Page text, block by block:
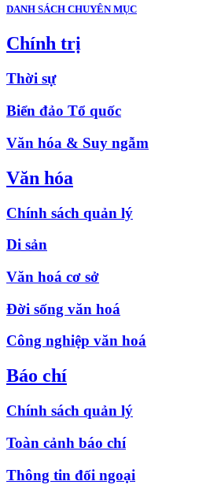
DANH SÁCH CHUYÊN MỤC
Chính trị
Thời sự
Biển đảo Tổ quốc
Văn hóa & Suy ngẫm
Văn hóa
Chính sách quản lý
Di sản
Văn hoá cơ sở
Đời sống văn hoá
Công nghiệp văn hoá
Báo chí
Chính sách quản lý
Toàn cảnh báo chí
Thông tin đối ngoại